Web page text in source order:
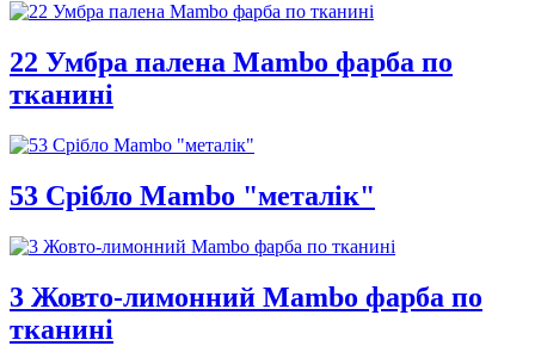
22 Умбра палена Mambo фарба по
тканині
53 Срібло Mambo "металік"
3 Жовто-лимонний Mambo фарба по
тканині